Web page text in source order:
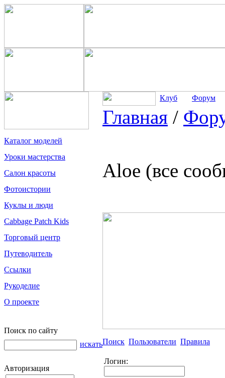
Каталог моделей
Уроки мастерства
Салон красоты
Фотоистории
Куклы и люди
Cabbage Patch Kids
Торговый центр
Путеводитель
Ссылки
Рукоделие
О проекте
Поиск по сайту
искать
Авторизация
Клуб Форум
Главная /
Aloe (все
Поиск Пользователи Правила
Логин: